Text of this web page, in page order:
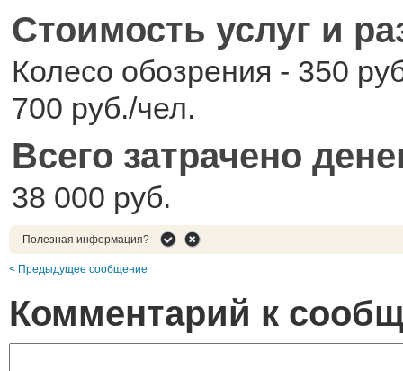
Стоимость услуг и
Колесо обозрения - 350
700 руб./чел.
Всего затрачено
38 000 руб.
Полезная информация?
< Предыдущее сообщение
Комментарий к